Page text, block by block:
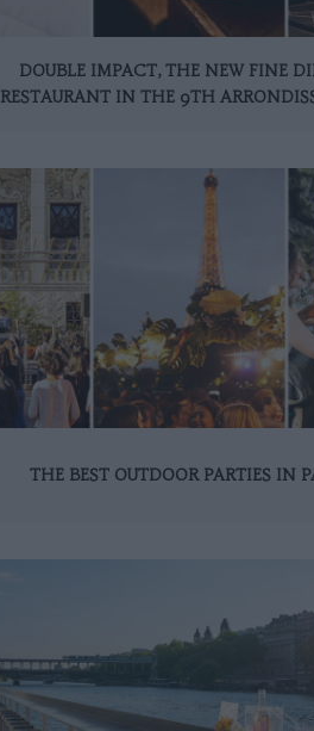
DOUBLE IMPACT, THE NEW FINE
RESTAURANT IN THE 9TH
THE BEST OUTDOOR PARTIES IN